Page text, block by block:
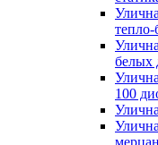
белых
100